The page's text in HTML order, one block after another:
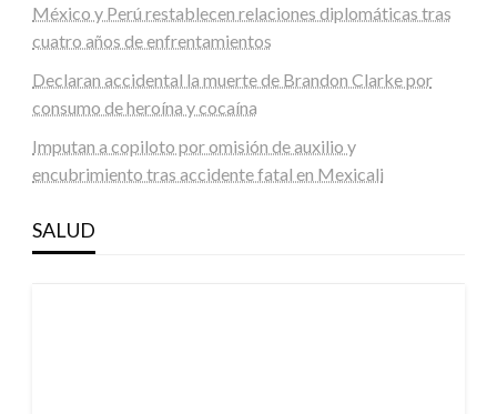
México y Perú restablecen relaciones diplomáticas tras
cuatro años de enfrentamientos
Declaran accidental la muerte de Brandon Clarke por
consumo de heroína y cocaína
Imputan a copiloto por omisión de auxilio y
encubrimiento tras accidente fatal en Mexicali
SALUD